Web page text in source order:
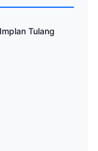
Tulang